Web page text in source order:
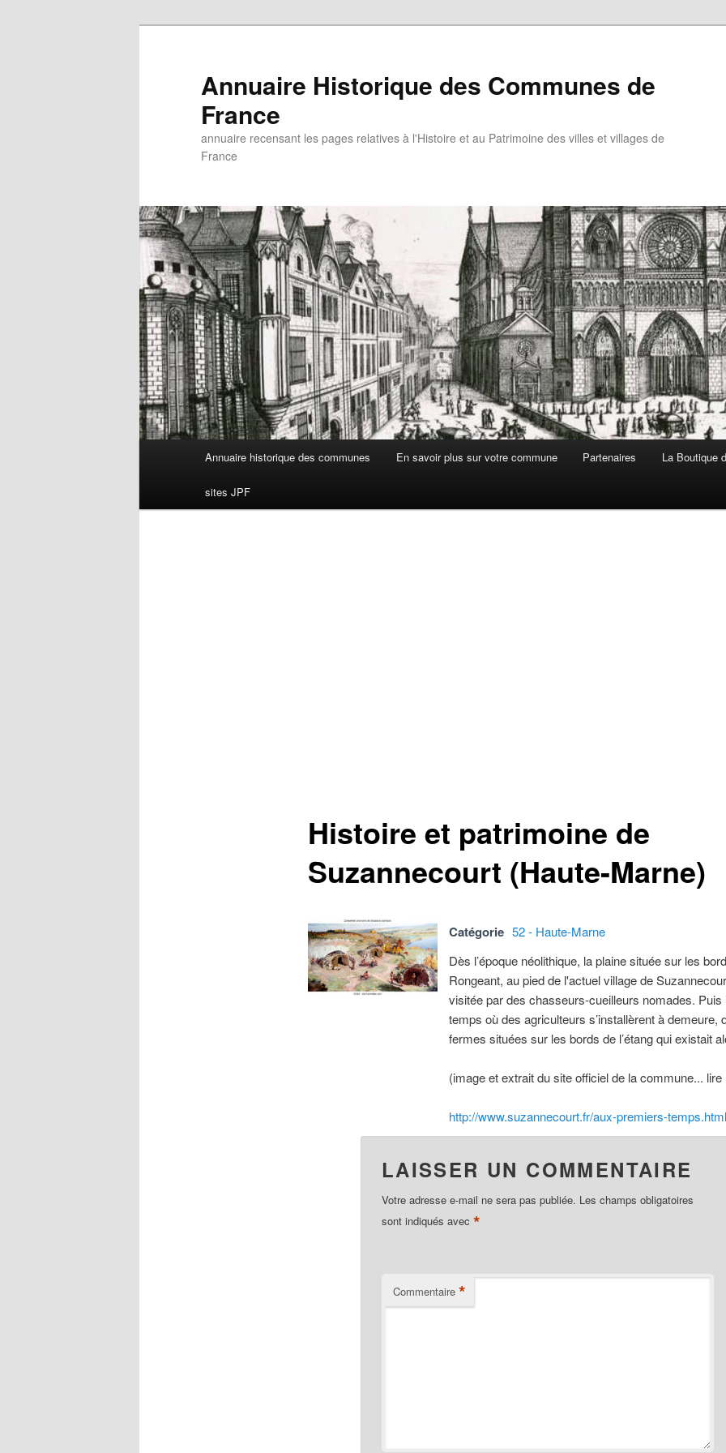
Annuaire Historique des Communes de
France
annuaire recensant les pages relatives à l'Histoire et au Patrimoine des villes et villages de
France
principal
Annuaire historique des communes En savoir plus sur votre commune Partenaires La Boutique
sites JPF
Histoire et patrimoine de
Suzannecourt (Haute-Marne)
Catégorie 52 - Haute-Marne
Dès l’époque néolithique, la plaine située sur les
Rongeant, au pied de l'actuel village de
visitée par des chasseurs-cueilleurs nomades. Puis
temps où des agriculteurs s’installèrent à demeure,
fermes situées sur les bords de l’étang qui existait
(image et extrait du site officiel de la commune... lire
http://www.suzannecourt.fr/aux-premiers-temps.html
LAISSER UN COMMENTAIRE
Votre adresse e-mail ne sera pas publiée. Les champs obligatoires
sont indiqués avec *
Commentaire *